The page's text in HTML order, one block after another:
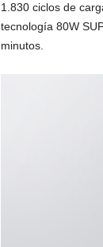
1.830 ciclos de
tecnología 80W
minutos.